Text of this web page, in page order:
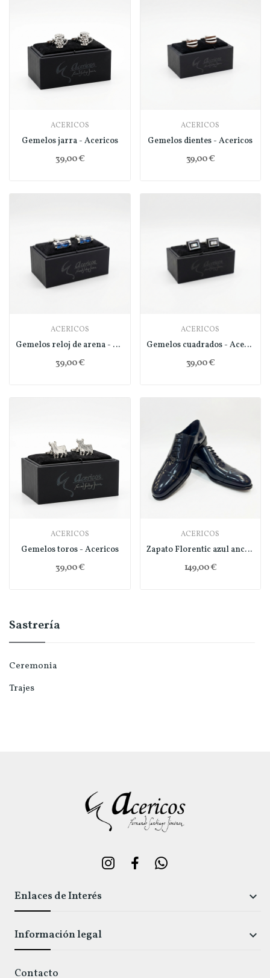
Sastrería
Ceremonia
Trajes
ACERICOS
Gemelos jarra - Acericos
39,00 €
ACERICOS
Gemelos dientes - Acericos
39,00 €
ACERICOS
Gemelos reloj de arena - Acericos
39,00 €
ACERICOS
Gemelos cuadrados - Acericos
39,00 €
ACERICOS
Gemelos toros - Acericos
39,00 €
ACERICOS
Zapato Florentic azul ancora - Acericos
149,00 €
Enlaces de Interés 
Información legal 
Contacto